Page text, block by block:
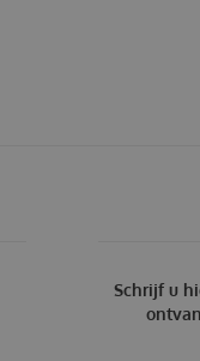
Schrijf u